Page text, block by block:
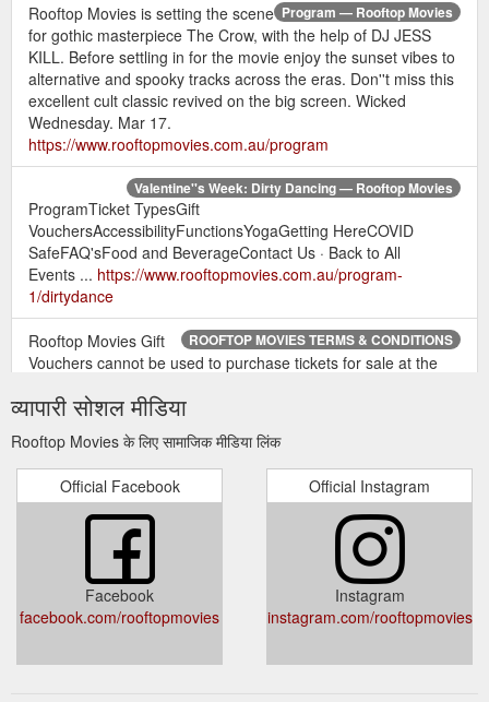
Program — Rooftop Movies
Rooftop Movies is setting the scene
for gothic masterpiece The Crow, with the help of DJ JESS
KILL. Before settling in for the movie enjoy the sunset vibes to
alternative and spooky tracks across the eras. Don''t miss this
excellent cult classic revived on the big screen. Wicked
Wednesday. Mar 17.
https://www.rooftopmovies.com.au/program
Valentine''s Week: Dirty Dancing — Rooftop Movies
ProgramTicket TypesGift
VouchersAccessibilityFunctionsYogaGetting HereCOVID
SafeFAQ'sFood and BeverageContact Us · Back to All
Events ... https://www.rooftopmovies.com.au/program-
1/dirtydance
ROOFTOP MOVIES TERMS & CONDITIONS
Rooftop Movies Gift
Vouchers cannot be used to purchase tickets for sale at the
www.rooftopmovies.com.au.
Conditions.pdf
Terms and Conditions — Rooftop Movies
Program Ticket Types
Gift Vouchers Accessibility Functions Yoga Getting Here
COVID Safe FAQ's Food and Beverage Contact Us.
https://www.rooftopmovies.com.au/terms-and-conditions
Elf — Rooftop Movies
When young Buddy falls into Santa's gift
sack on Christmas Eve, he's transported back to the North
https://www.rooftopmovies.com.au/program-1/elf
व्यापारी सोशल मीडिया
Rooftop Movies के लिए सामाजिक मीडिया लिंक
Official Facebook
Facebook
facebook.com/rooftopmovies
Official Instagram
Instagram
instagram.com/rooftopmovies